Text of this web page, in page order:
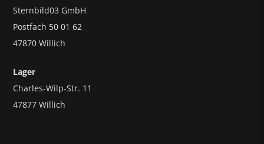
Sternbild03 GmbH
Postfach 50 01 62
47870 Willich
Lager
Charles-Wilp-Str. 11
47877 Willich